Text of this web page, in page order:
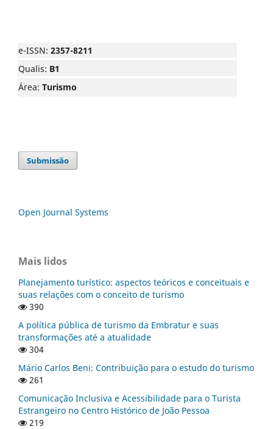
e-ISSN: 2357-8211
Qualis: B1
Área: Turismo
Submissão
Open Journal Systems
Mais lidos
Planejamento turístico: aspectos teóricos e conceituais e
suas relações com o conceito de turismo
390
A política pública de turismo da Embratur e suas
transformações até a atualidade
304
Mário Carlos Beni: Contribuição para o estudo do turismo
261
Comunicação Inclusiva e Acessibilidade para o Turista
Estrangeiro no Centro Histórico de João Pessoa
219